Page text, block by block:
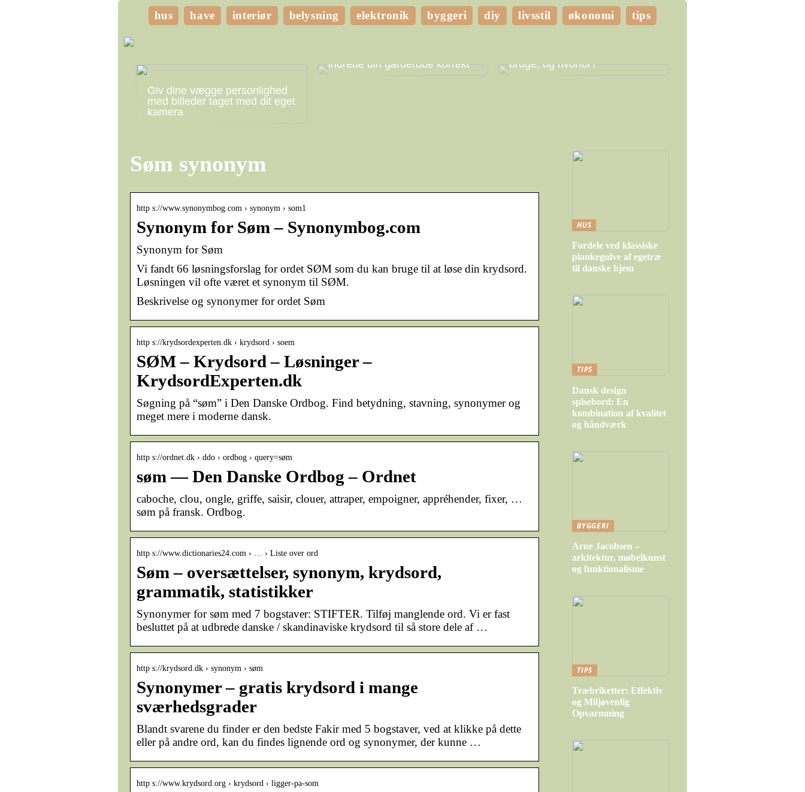
hus have interiør belysning elektronik byggeri diy livsstil økonomi tips
Giv dine vægge personlighed
med billeder taget med dit eget
kamera
indrette din garderobe korrekt
bruge, og hvorfor?
Søm synonym
http s://www.synonymbog.com › synonym › som1
Synonym for Søm – Synonymbog.com
Synonym for Søm
Vi fandt 66 løsningsforslag for ordet SØM som du kan bruge til at løse din krydsord.
Løsningen vil ofte været et synonym til SØM.
Beskrivelse og synonymer for ordet Søm
http s://krydsordexperten.dk › krydsord › soem
SØM – Krydsord – Løsninger –
KrydsordExperten.dk
Søgning på “søm” i Den Danske Ordbog. Find betydning, stavning, synonymer og
meget mere i moderne dansk.
http s://ordnet.dk › ddo › ordbog › query=søm
søm — Den Danske Ordbog – Ordnet
caboche, clou, ongle, griffe, saisir, clouer, attraper, empoigner, appréhender, fixer, …
søm på fransk. Ordbog.
http s://www.dictionaries24.com › … › Liste over ord
Søm – oversættelser, synonym, krydsord,
grammatik, statistikker
Synonymer for søm med 7 bogstaver: STIFTER. Tilføj manglende ord. Vi er fast
besluttet på at udbrede danske / skandinaviske krydsord til så store dele af …
http s://krydsord.dk › synonym › søm
Synonymer – gratis krydsord i mange
sværhedsgrader
Blandt svarene du finder er den bedste Fakir med 5 bogstaver, ved at klikke på dette
eller på andre ord, kan du findes lignende ord og synonymer, der kunne …
http s://www.krydsord.org › krydsord › ligger-pa-som
HUS
Fordele ved klassiske
plankegulve af egetræ
til danske hjem
TIPS
Dansk design
spisebord: En
kombination af kvalitet
og håndværk
BYGGERI
Arne Jacobsen –
arkitektur, møbelkunst
og funktionalisme
TIPS
Træbriketter: Effektiv
og Miljøvenlig
Opvarmning